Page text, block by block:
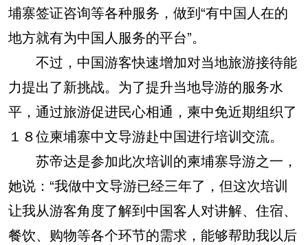
埔寨签证咨询等各种服务，做到“有中国人在的
地方就有为中国人服务的平台”。
不过，中国游客快速增加对当地旅游接待能
力提出了新挑战。为了提升当地导游的服务水
平，通过旅游促进民心相通，柬中免近期组织了
１８位柬埔寨中文导游赴中国进行培训交流。
苏帝达是参加此次培训的柬埔寨导游之一，
她说：“我做中文导游已经三年了，但这次培训
让我从游客角度了解到中国客人对讲解、住宿、
餐饮、购物等各个环节的需求，能够帮助我以后